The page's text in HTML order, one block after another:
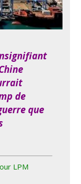
de
que
LPM